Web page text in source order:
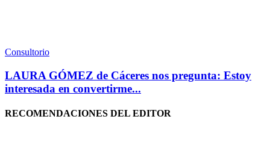
Consultorio
LAURA GÓMEZ de Cáceres nos pregunta: Estoy
interesada en convertirme...
RECOMENDACIONES DEL EDITOR